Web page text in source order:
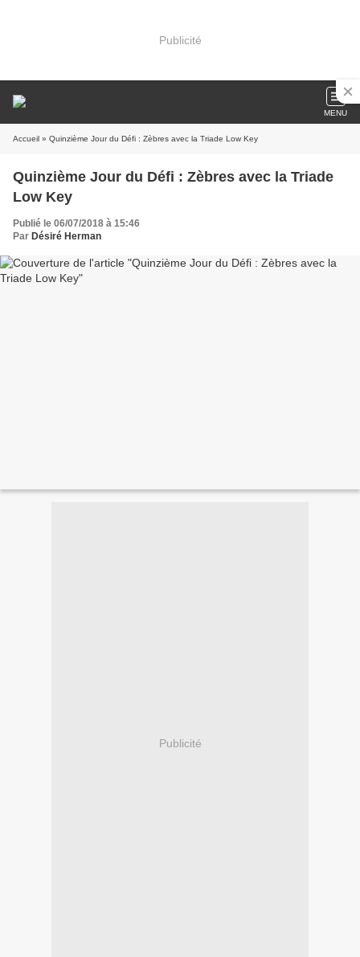
Publicité
MENU
Accueil » Quinzième Jour du Défi : Zèbres avec la Triade Low Key
Quinzième Jour du Défi : Zèbres avec la Triade
Low Key
Publié le 06/07/2018 à 15:46
Par Désiré Herman
Publicité